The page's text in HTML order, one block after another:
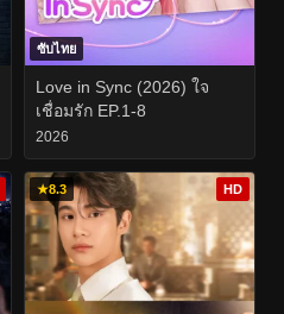
ซับไทย
Love in Sync (2026) ใจ
เชื่อมรัก EP.1-8
2026
★8.3 HD